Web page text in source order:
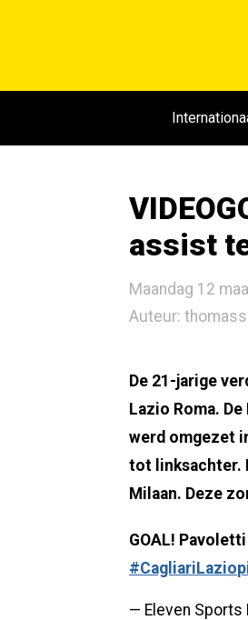
assist
Maandag 12
Auteur: thomass
De 21-jarige
Lazio Roma.
werd omgezet
tot linksachter.
Milaan. Deze
GOAL!
#CagliariLazio
— Eleven Sports